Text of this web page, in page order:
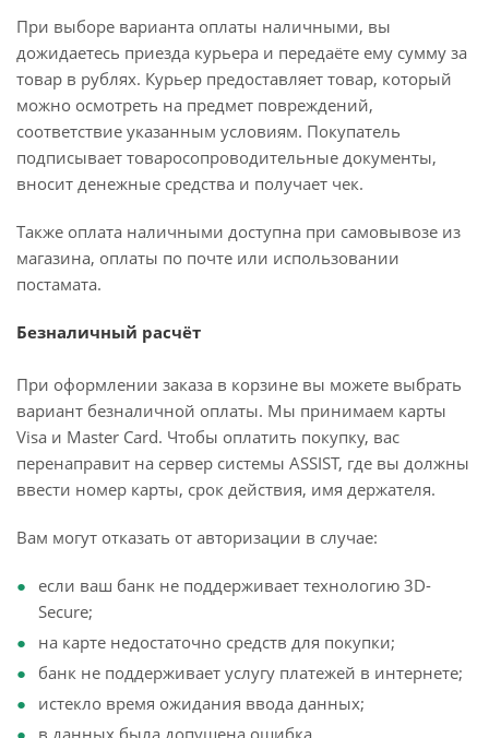
При выборе варианта оплаты наличными, вы
дожидаетесь приезда курьера и передаёте ему сумму за
товар в рублях. Курьер предоставляет товар, который
можно осмотреть на предмет повреждений,
соответствие указанным условиям. Покупатель
подписывает товаросопроводительные документы,
вносит денежные средства и получает чек.
Также оплата наличными доступна при самовывозе из
магазина, оплаты по почте или использовании
постамата.
Безналичный расчёт
При оформлении заказа в корзине вы можете выбрать
вариант безналичной оплаты. Мы принимаем карты
Visa и Master Card. Чтобы оплатить покупку, вас
перенаправит на сервер системы ASSIST, где вы должны
ввести номер карты, срок действия, имя держателя.
Вам могут отказать от авторизации в случае:
если ваш банк не поддерживает технологию 3D-
Secure;
на карте недостаточно средств для покупки;
банк не поддерживает услугу платежей в интернете;
истекло время ожидания ввода данных;
в данных была допущена ошибка.